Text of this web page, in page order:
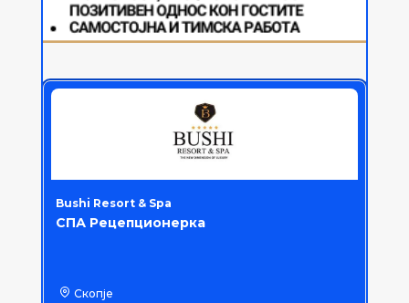
Bushi Resort & Spa
СПА Рецепционерка
Скопје